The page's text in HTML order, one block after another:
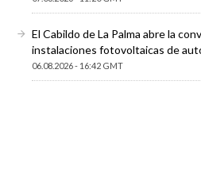
El Cabildo de La Palma abre la
instalaciones fotovoltaicas de
06.08.2026 - 16:42 GMT